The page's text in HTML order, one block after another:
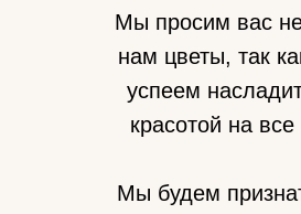
Мы просим вас
нам цветы, так
успеем
красотой на
Мы будем